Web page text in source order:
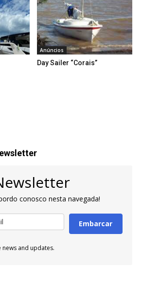
Anúncios
Day Sailer “Corais”
conosco nesta navegada!
Embarcar
and updates.